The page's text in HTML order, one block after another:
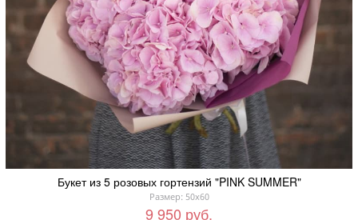
Букет из 5 розовых гортензий "PINK SUMMER"
Размер: 50x60
9 950 руб.